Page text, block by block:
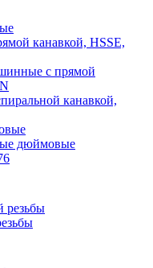
канавкой, HSSE,
с прямой
канавкой,
дюймовые
резьбы